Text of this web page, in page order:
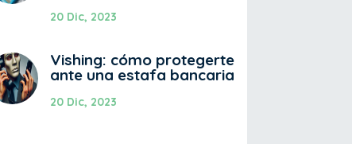
20 Dic, 2023
Vishing: cómo protegerte
ante una estafa bancaria
20 Dic, 2023